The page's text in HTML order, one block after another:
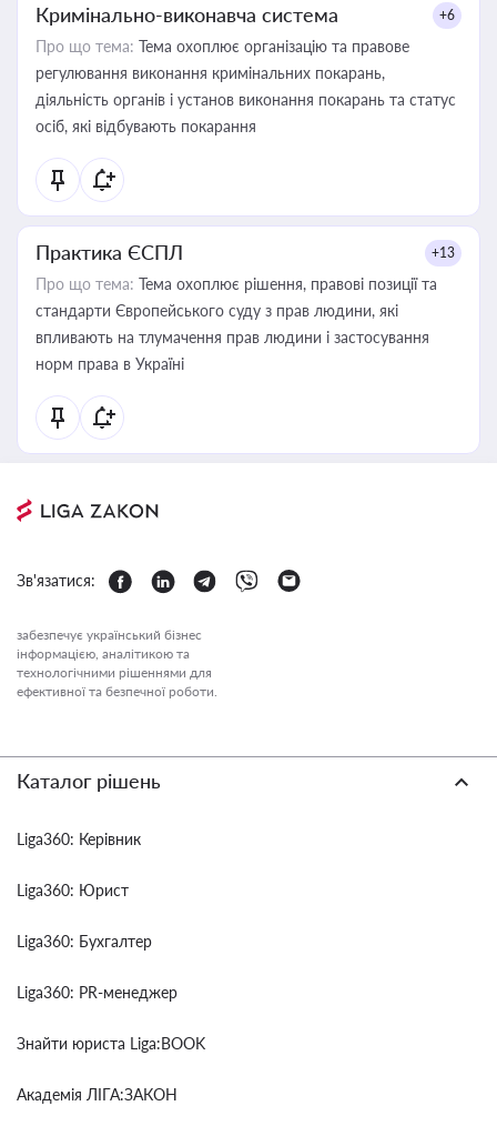
Кримінально-виконавча система +6
Про що тема: Тема охоплює організацію та правове
регулювання виконання кримінальних покарань,
діяльність органів і установ виконання покарань та статус
осіб, які відбувають покарання
Практика ЄСПЛ +13
Про що тема: Тема охоплює рішення, правові позиції та
стандарти Європейського суду з прав людини, які
впливають на тлумачення прав людини і застосування
норм права в Україні
Зв'язатися:
забезпечує український бізнес
інформацією, аналітикою та
технологічними рішеннями для
ефективної та безпечної роботи.
Каталог рішень
Liga360: Керівник
Liga360: Юрист
Liga360: Бухгалтер
Liga360: PR-менеджер
Знайти юриста Liga:BOOK
Академія ЛІГА:ЗАКОН